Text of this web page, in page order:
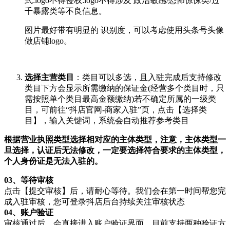
千暴露类等不良信息。
图片最好带有明显的 识别度，可以考虑使用头条号头像
做店铺logo。
选择主营类目
：类目可以多选，且入驻完成后支持修改
类目下方会显示所需缴纳的保证金(经营多个类目时，只
需按照单个类目最高金额缴纳)若不确定所属的一级类
目，可前往“抖店官网-商家入驻”页，点击【选择类
目】，输入关键词，系统会自动推荐参考类目
根据营业执照类型选择相对应的主体类型，注意，主体类型一
旦选择，认证后无法修改，一定要选择符合要求的主体类型，
个人身份证是无法入驻的。
03、 等待审核
点击【提交审核】后，请耐心等待。我们会在第一时间帮您完
成入驻审核，您可登录抖店后台持续关注审核状态
04、 账户验证
审核通过后，会直接进入账户验证界面，目前支持两种验证方